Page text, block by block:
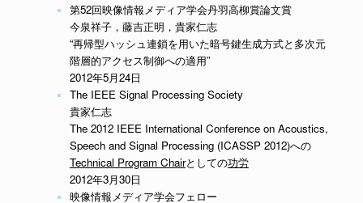
第52回映像情報メディア学会丹羽高柳賞論文賞
今泉祥子，藤吉正明，貴家仁志
“再帰型ハッシュ連鎖を用いた暗号鍵生成方式と多次元
階層的アクセス制御への適用”
2012年5月24日
The IEEE Signal Processing Society
貴家仁志
The 2012 IEEE International Conference on Acoustics,
Speech and Signal Processing (ICASSP 2012)への
Technical Program Chairとしての功労
2012年3月30日
映像情報メディア学会フェロー